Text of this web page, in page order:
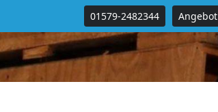
01579-2482344 Angebot